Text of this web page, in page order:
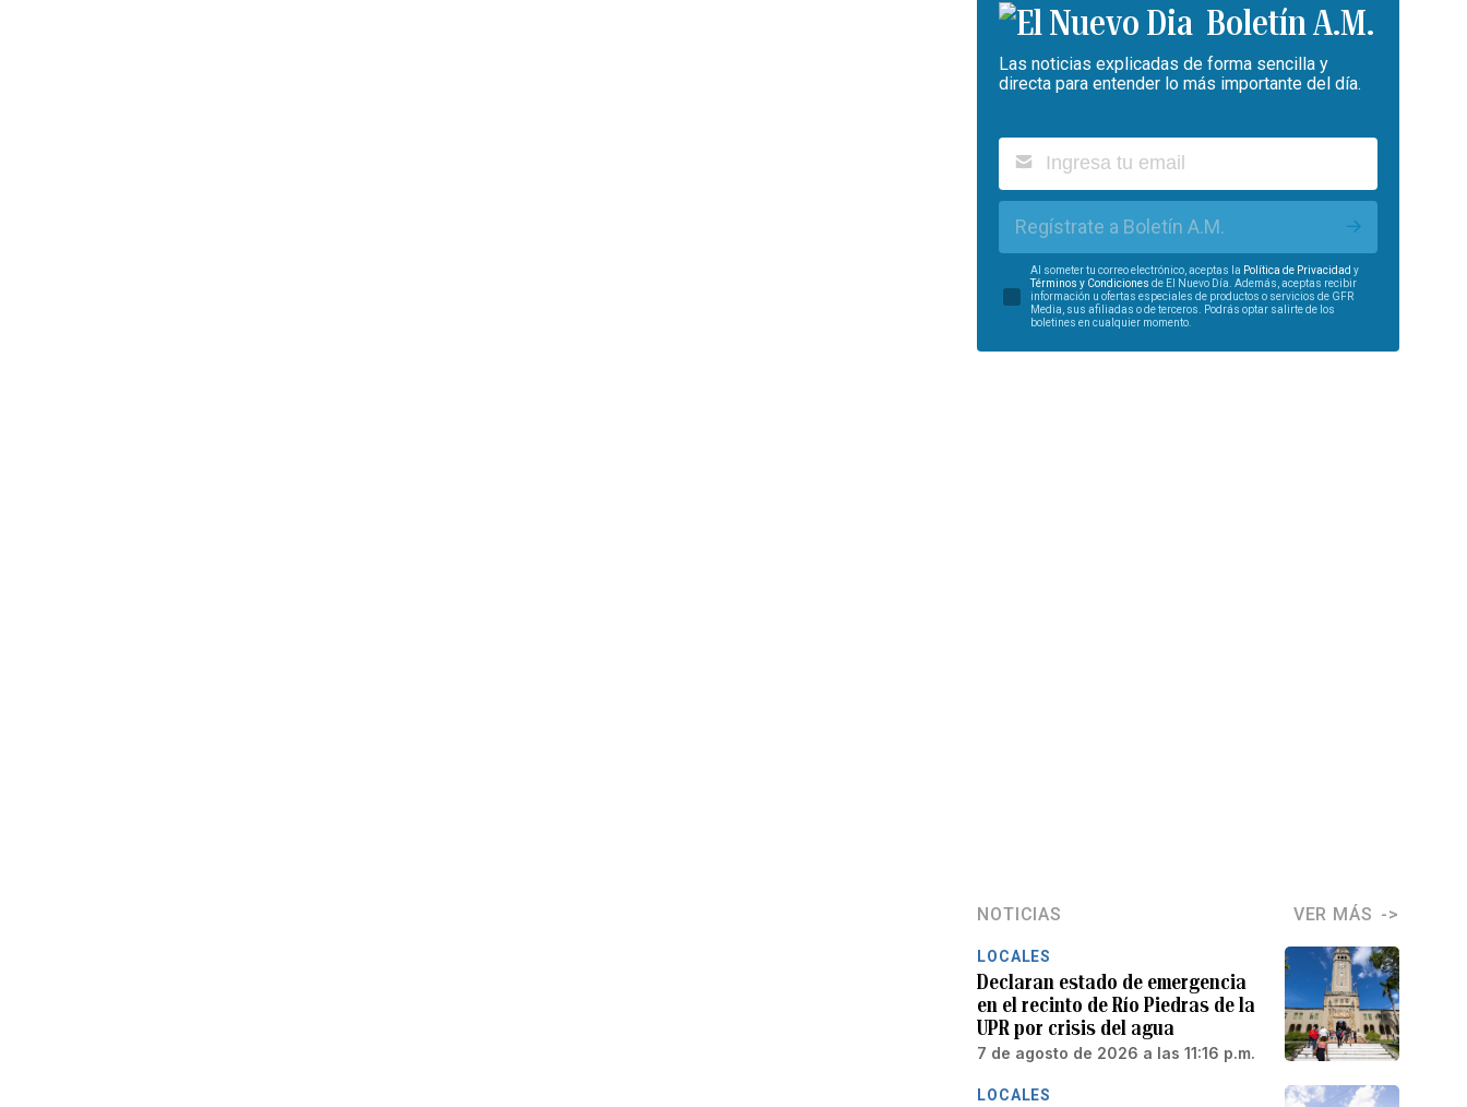
Boletín A.M.
Las noticias explicadas de forma sencilla y
directa para entender lo más importante del día.
Regístrate a Boletín A.M.
Al someter tu correo electrónico, aceptas la Política de Privacidad y
Términos y Condiciones de El Nuevo Día. Además, aceptas recibir
información u ofertas especiales de productos o servicios de GFR
Media, sus afiliadas o de terceros. Podrás optar salirte de los
boletines en cualquier momento.
NOTICIAS VER MÁS
LOCALES
Declaran estado de emergencia
en el recinto de Río Piedras de la
UPR por crisis del agua
7 de agosto de 2026 a las 11:16 p.m.
LOCALES